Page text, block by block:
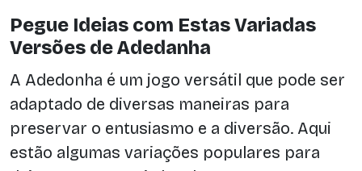
Pegue Ideias com Estas Variadas
Versões de Adedanha
A Adedonha é um jogo versátil que pode ser
adaptado de diversas maneiras para
preservar o entusiasmo e a diversão. Aqui
estão algumas variações populares para